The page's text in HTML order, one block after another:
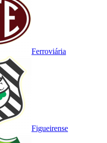
Ferroviária
Figueirense